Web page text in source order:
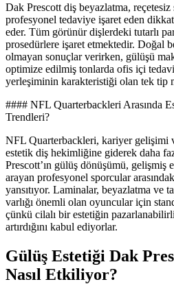
Dak Prescott diş beyazlatma,
profesyonel tedaviye işaret eden
eder. Tüm görünür dişlerdeki tutarlı
prosedürlere işaret etmektedir. Doğal
olmayan sonuçlar verirken, gülüşü
optimize edilmiş tonlarda ofis içi
yerleşiminin karakteristiği olan tek tip
#### NFL Quarterbackleri Arasında
Trendleri?
NFL Quarterbackleri, kariyer gelişimi
estetik diş hekimliğine giderek daha
Prescott’ın gülüş dönüşümü, gelişmiş
arayan profesyonel sporcular
yansıtıyor. Laminalar, beyazlatma ve
varlığı önemli olan oyuncular için
çünkü cilalı bir estetiğin
artırdığını kabul ediyorlar.
Gülüş Estetiği Dak
Nasıl Etkiliyor?